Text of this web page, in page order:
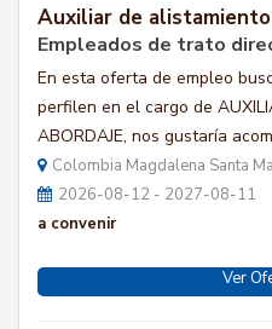
Auxiliar de
Empleados de trato
En esta oferta de empleo
perfilen en el cargo de
ABORDAJE, nos gustaría
Colombia Magdalena Santa
2026-08-12 - 2027-08-11
a convenir
Ver